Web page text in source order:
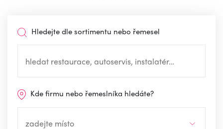
Hledejte dle sortimentu nebo řemesel
Kde firmu nebo řemeslníka hledáte?